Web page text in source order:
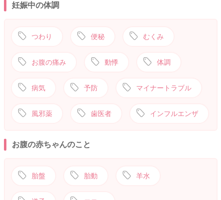
妊娠中の体調
つわり 便秘 むくみ
お腹の痛み 動悸 体調
病気 予防 マイナートラブル
風邪薬 歯医者 インフルエンザ
お腹の赤ちゃんのこと
胎盤 胎動 羊水